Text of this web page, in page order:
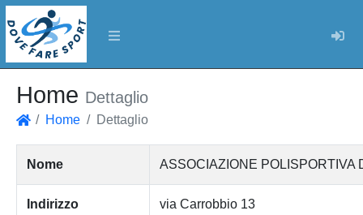
Home Dettaglio
Home Dettaglio
Nome ASSOCIAZIONE POLISPORTIVA
Indirizzo via Carrobbio 13